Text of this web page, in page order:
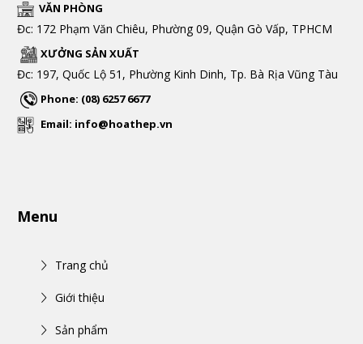
VĂN PHÒNG
Đc: 172 Phạm Văn Chiêu, Phường 09, Quận Gò Vấp, TPHCM
XƯỞNG SẢN XUẤT
Đc: 197, Quốc Lộ 51, Phường Kinh Dinh, Tp. Bà Rịa Vũng Tàu
Phone: (08) 6257 6677
Email: info@hoathep.vn
Menu
Trang chủ
Giới thiệu
Sản phẩm